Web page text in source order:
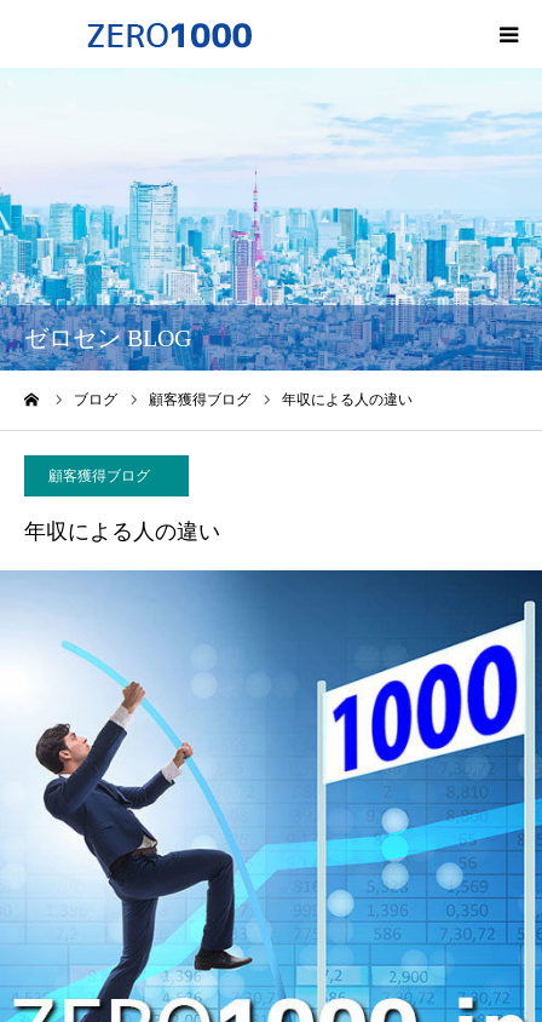
ゼロセン BLOG
ブログ 顧客獲得ブログ 年収による人の違い
顧客獲得ブログ
年収による人の違い
サービス一覧・料金
会社概要